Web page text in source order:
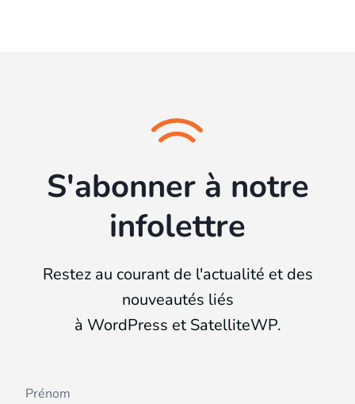
S'abonner à notre
infolettre
Restez au courant de l'actualité et des
nouveautés liés
à WordPress et SatelliteWP.